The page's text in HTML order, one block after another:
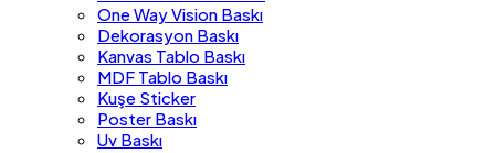
One Way Vision Baskı
Dekorasyon Baskı
Kanvas Tablo Baskı
MDF Tablo Baskı
Kuşe Sticker
Poster Baskı
Uv Baskı